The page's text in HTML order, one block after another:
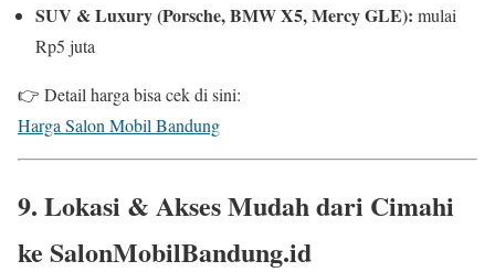
SUV & Luxury (Porsche, BMW X5, Mercy GLE): mulai
Rp5 juta
👉 Detail harga bisa cek di sini:
Harga Salon Mobil Bandung
9. Lokasi & Akses Mudah dari Cimahi
ke SalonMobilBandung.id